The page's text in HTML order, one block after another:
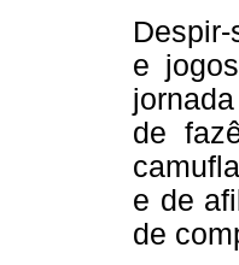
e
de
e de
de